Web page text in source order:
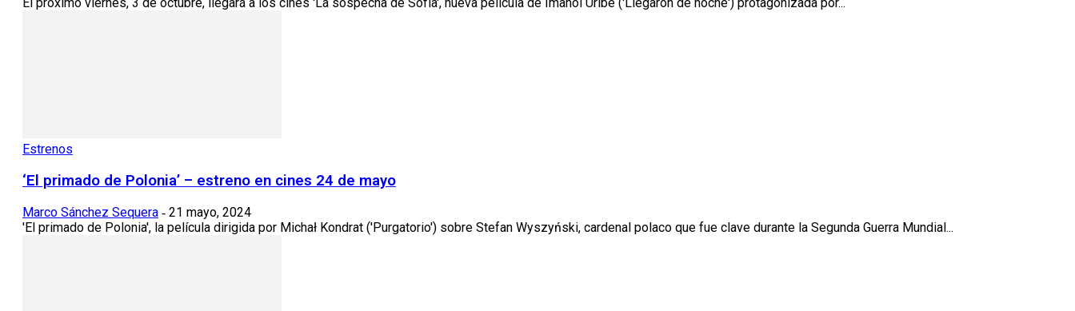
El próximo viernes, 3 de octubre, llegará a los cines 'La sospecha de Sofía', nueva película de Imanol Uribe ('Llegaron de noche') protagonizada por...
Estrenos
‘El primado de Polonia’ – estreno en cines 24 de mayo
Marco Sánchez Sequera - 21 mayo, 2024
'El primado de Polonia', la película dirigida por Michał Kondrat ('Purgatorio') sobre Stefan Wyszyński, cardenal polaco que fue clave durante la Segunda Guerra Mundial...